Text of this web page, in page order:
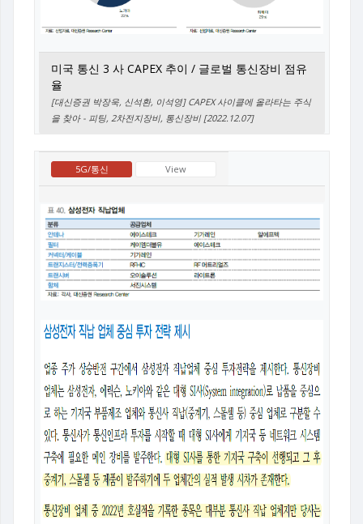
미국 통신 3 사 CAPEX 추이 / 글로벌 통신장비 점유
율
[대신증권 박장욱, 신석환, 이석영] CAPEX 사이클에 올라타는 주식
을 찾아 - 피팅, 2차전지장비, 통신장비 [2022.12.07]
5G/통신 View